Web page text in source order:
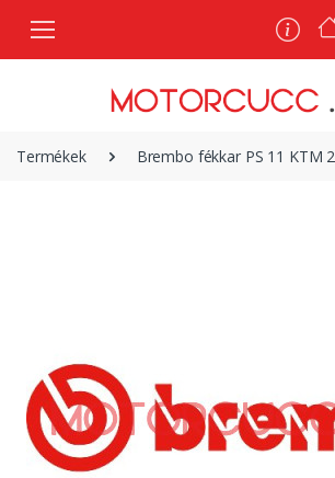
Termékek Brembo fékkar PS 11 KTM